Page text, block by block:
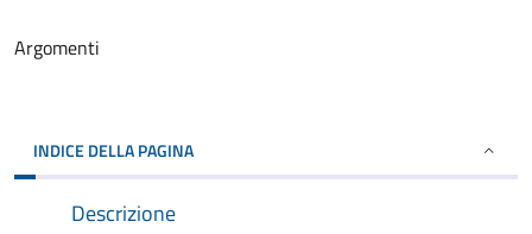
Argomenti
INDICE DELLA PAGINA
Descrizione